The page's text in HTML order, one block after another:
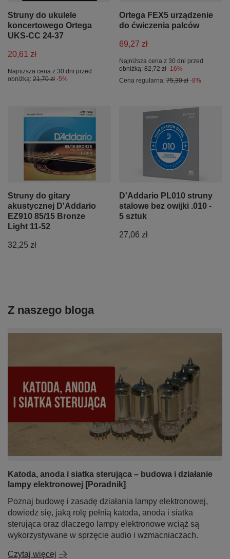
Struny do ukulele
koncertowego Ortega
UKS-CC 24-37
20,61 zł
Najniższa cena z 30 dni przed
obniżką: 21,70 zł -5%
Ortega FEX5 urządzenie
do ćwiczenia palców
69,27 zł
Najniższa cena z 30 dni przed
obniżką: 82,72 zł -16%
Cena regularna: 75,30 zł -8%
Struny do gitary
akustycznej D'Addario
EZ910 85/15 Bronze
Light 11-52
32,25 zł
D'Addario PL010 struny
stalowe bez owijki .010 -
5 sztuk
27,06 zł
Z naszego bloga
Katoda, anoda i siatka sterująca – budowa i działanie
lampy elektronowej [Poradnik]
Poznaj budowę i zasadę działania lampy elektronowej,
dowiedz się, jaką rolę pełnią katoda, anoda i siatka
sterująca oraz dlaczego lampy elektronowe wciąż są
wykorzystywane w sprzęcie audio i wzmacniaczach.
Czytaj więcej